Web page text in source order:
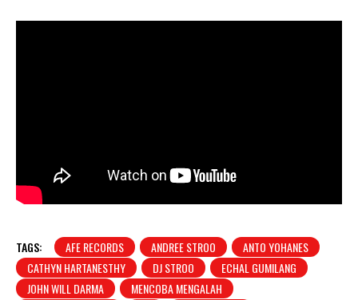
TAGS: AFE RECORDS ANDREE STROO
ANTO YOHANES
CATHYN HARTANESTHY
DJ STROO
ECHAL GUMILANG
JOHN WILL DARMA
MENCOBA MENGALAH